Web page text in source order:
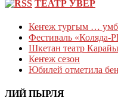
ТЕАТР УВЕР
Кеҥеж тургым …
Фестиваль «Коляда-
Шкетан театр
Кеҥеж сезон
Юбилей отметила
ЛИЙ ПЫРЛЯ